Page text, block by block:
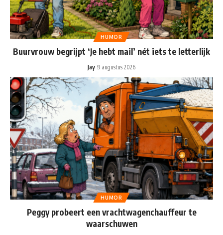
HUMOR
Buurvrouw begrijpt ‘Je hebt mail’ nét iets te letterlijk
Jay 9 augustus 2026
HUMOR
Peggy probeert een vrachtwagenchauffeur te
waarschuwen